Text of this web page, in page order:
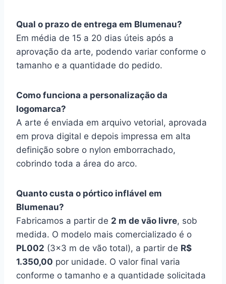
Qual o prazo de entrega em Blumenau?
Em média de 15 a 20 dias úteis após a
aprovação da arte, podendo variar conforme o
tamanho e a quantidade do pedido.
Como funciona a personalização da
logomarca?
A arte é enviada em arquivo vetorial, aprovada
em prova digital e depois impressa em alta
definição sobre o nylon emborrachado,
cobrindo toda a área do arco.
Quanto custa o pórtico inflável em
Blumenau?
Fabricamos a partir de 2 m de vão livre, sob
medida. O modelo mais comercializado é o
PL002 (3×3 m de vão total), a partir de R$
1.350,00 por unidade. O valor final varia
conforme o tamanho e a quantidade solicitada